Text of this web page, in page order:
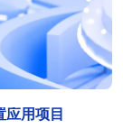
用项目